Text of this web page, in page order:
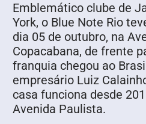
Emblemático clube de
York, o Blue Note Rio
dia 05 de outubro, na
Copacabana, de frente
franquia chegou ao
empresário Luiz
casa funciona desde
Avenida Paulista.